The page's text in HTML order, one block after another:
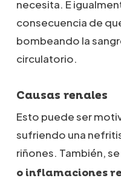
necesita. E
consecuencia de
bombeando la
circulatorio.
Causas renales
Esto puede ser
sufriendo una
riñones. También,
o inflamaciones